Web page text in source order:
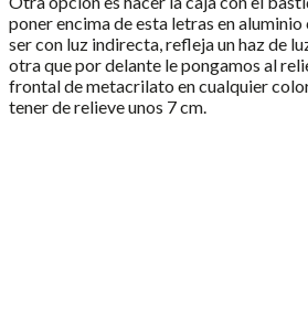
poner encima de esta letras en
ser con luz indirecta, refleja un haz de
otra que por delante le pongamos al
frontal de metacrilato en cualquier
tener de relieve unos 7 cm.